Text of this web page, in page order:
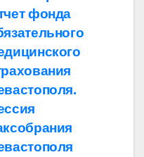
фонда